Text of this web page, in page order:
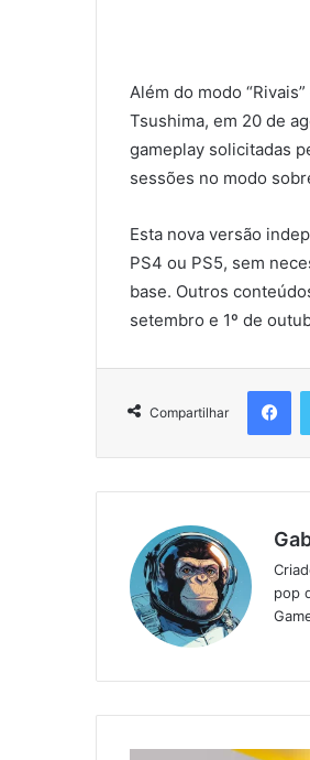
Além do modo
Tsushima, em 20 de
gameplay solicitadas
sessões no modo
Esta nova versão
PS4 ou PS5, sem
base. Outros
setembro e 1º de
Compartilhar
pop